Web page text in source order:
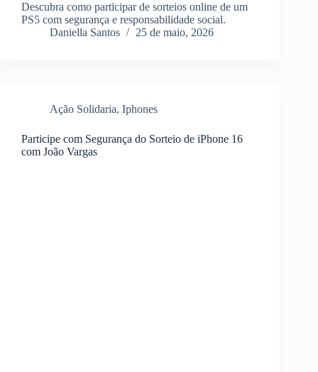
Descubra como participar de sorteios online de um
PS5 com segurança e responsabilidade social.
Daniella Santos
25 de maio, 2026
Ação Solidaria, Iphones
Participe com Segurança do Sorteio de iPhone 16
com João Vargas